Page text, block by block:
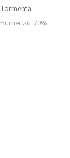
Tormenta
Humedad: 70%